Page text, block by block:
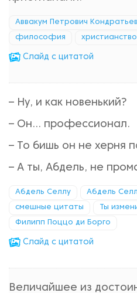
Аввакум Петрович Кондратьев
философия христиaнствo
Cлайд с цитатой
– Ну, и как новенький?
– Он… профессионал.
– То бишь он не херня
– А ты, Абдель, не
Абдель Селлу Абдель
смешные цитаты Ты
Филипп Поццо ди Борго
Cлайд с цитатой
Величайшее из